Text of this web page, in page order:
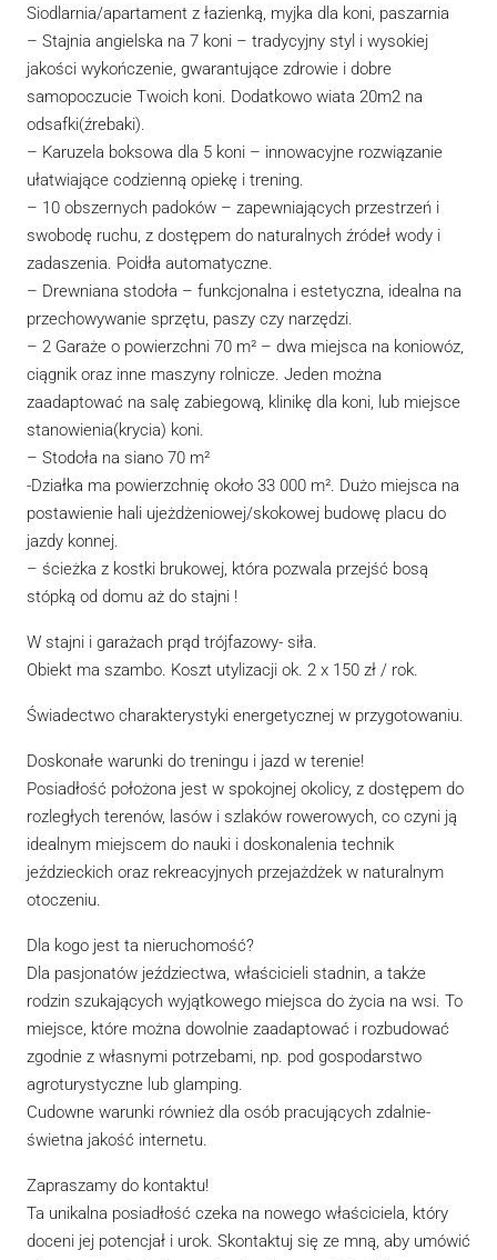
Siodlarnia/apartament z łazienką, myjka dla koni, paszarnia
– Stajnia angielska na 7 koni – tradycyjny styl i wysokiej
jakości wykończenie, gwarantujące zdrowie i dobre
samopoczucie Twoich koni. Dodatkowo wiata 20m2 na
odsafki(źrebaki).
– Karuzela boksowa dla 5 koni – innowacyjne rozwiązanie
ułatwiające codzienną opiekę i trening.
– 10 obszernych padoków – zapewniających przestrzeń i
swobodę ruchu, z dostępem do naturalnych źródeł wody i
zadaszenia. Poidła automatyczne.
– Drewniana stodoła – funkcjonalna i estetyczna, idealna na
przechowywanie sprzętu, paszy czy narzędzi.
– 2 Garaże o powierzchni 70 m² – dwa miejsca na koniowóz,
ciągnik oraz inne maszyny rolnicze. Jeden można
zaadaptować na salę zabiegową, klinikę dla koni, lub miejsce
stanowienia(krycia) koni.
– Stodoła na siano 70 m²
-Działka ma powierzchnię około 33 000 m². Dużo miejsca na
postawienie hali ujeżdżeniowej/skokowej budowę placu do
jazdy konnej.
– ścieżka z kostki brukowej, która pozwala przejść bosą
stópką od domu aż do stajni !
W stajni i garażach prąd trójfazowy- siła.
Obiekt ma szambo. Koszt utylizacji ok. 2 x 150 zł / rok.
Świadectwo charakterystyki energetycznej w przygotowaniu.
Doskonałe warunki do treningu i jazd w terenie!
Posiadłość położona jest w spokojnej okolicy, z dostępem do
rozległych terenów, lasów i szlaków rowerowych, co czyni ją
idealnym miejscem do nauki i doskonalenia technik
jeździeckich oraz rekreacyjnych przejażdżek w naturalnym
otoczeniu.
Dla kogo jest ta nieruchomość?
Dla pasjonatów jeździectwa, właścicieli stadnin, a także
rodzin szukających wyjątkowego miejsca do życia na wsi. To
miejsce, które można dowolnie zaadaptować i rozbudować
zgodnie z własnymi potrzebami, np. pod gospodarstwo
agroturystyczne lub glamping.
Cudowne warunki również dla osób pracujących zdalnie-
świetna jakość internetu.
Zapraszamy do kontaktu!
Ta unikalna posiadłość czeka na nowego właściciela, który
doceni jej potencjał i urok. Skontaktuj się ze mną, aby umówić